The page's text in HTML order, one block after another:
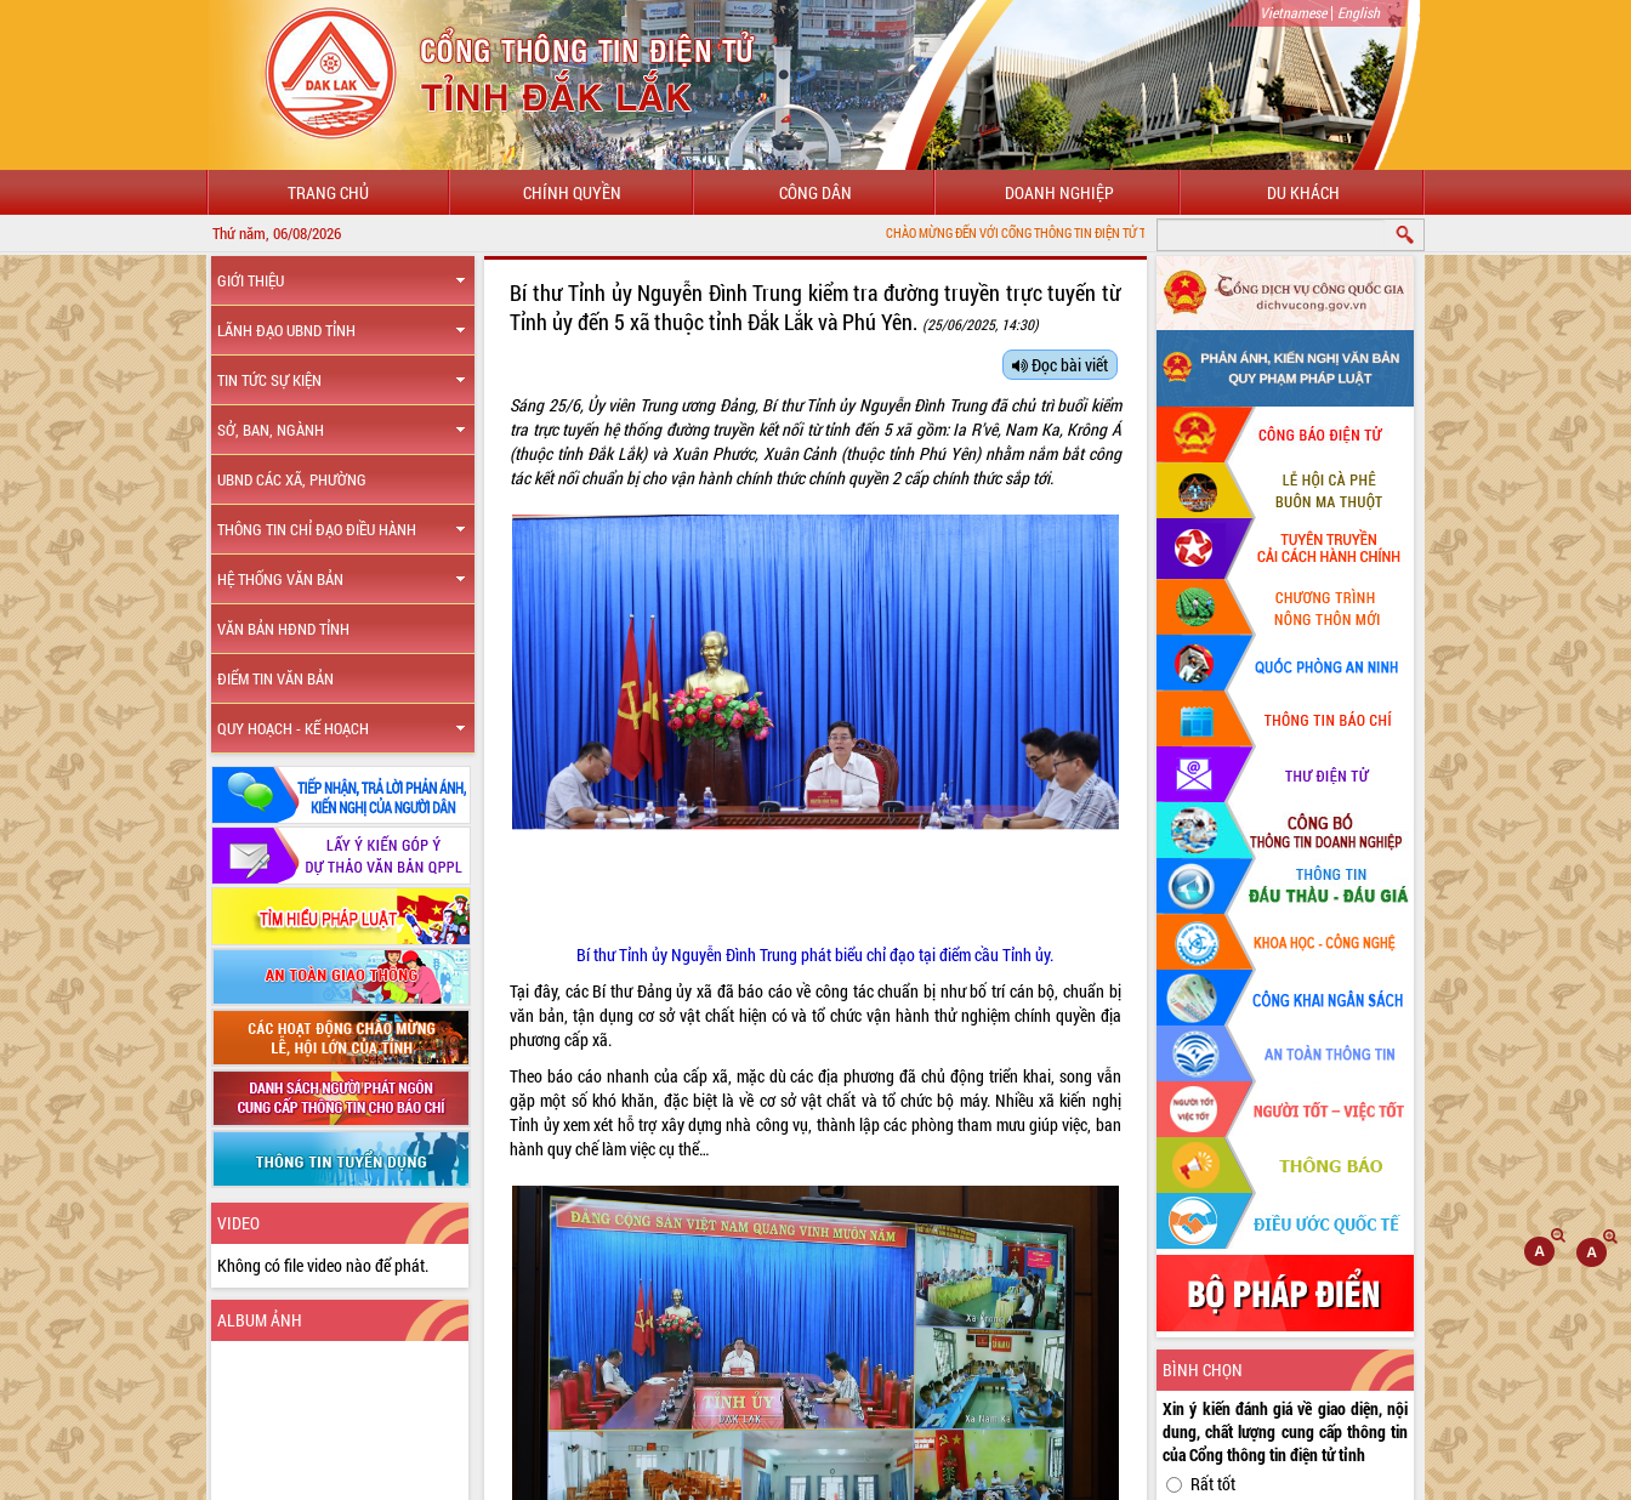
Vietnamese| English
TRANG CHỦ CHÍNH QUYỀN CÔNG DÂN DOANH NGHIỆP DU KHÁCH
Thứ năm, 06/08/2026 CHÀO MỪNG ĐẾN VỚI CỔNG THÔNG TIN ĐIỆN TỬ TỈNH ĐẮK LẮK
GIỚI THIỆU
LÃNH ĐẠO UBND TỈNH
TIN TỨC SỰ KIỆN
SỞ, BAN, NGÀNH
UBND CÁC XÃ, PHƯỜNG
THÔNG TIN CHỈ ĐẠO ĐIỀU HÀNH
HỆ THỐNG VĂN BẢN
VĂN BẢN HĐND TỈNH
ĐIỂM TIN VĂN BẢN
QUY HOẠCH - KẾ HOẠCH
VIDEO
Không có file video nào để phát.
ALBUM ẢNH
Bí thư Tỉnh ủy Nguyễn Đình Trung kiểm tra đường truyền trực tuyến từ
Tỉnh ủy đến 5 xã thuộc tỉnh Đắk Lắk và Phú Yên. (25/06/2025, 14:30)
Đọc bài viết
Sáng 25/6, Ủy viên Trung ương Đảng, Bí thư Tỉnh ủy Nguyễn Đình Trung đã chủ trì buổi kiểm
tra trực tuyến hệ thống đường truyền kết nối từ tỉnh đến 5 xã gồm: Ia R’vê, Nam Ka, Krông Á
(thuộc tỉnh Đắk Lắk) và Xuân Phước, Xuân Cảnh (thuộc tỉnh Phú Yên) nhằm nắm bắt công
tác kết nối chuẩn bị cho vận hành chính thức chính quyền 2 cấp chính thức sắp tới.
Bí thư Tỉnh ủy Nguyễn Đình Trung phát biểu chỉ đạo tại điểm cầu Tỉnh ủy.
Tại đây, các Bí thư Đảng ủy xã đã báo cáo về công tác chuẩn bị như bố trí cán bộ, chuẩn bị
văn bản, tận dụng cơ sở vật chất hiện có và tổ chức vận hành thử nghiệm chính quyền địa
phương cấp xã.
Theo báo cáo nhanh của cấp xã, mặc dù các địa phương đã chủ động triển khai, song vẫn
gặp một số khó khăn, đặc biệt là về cơ sở vật chất và tổ chức bộ máy. Nhiều xã kiến nghị
Tỉnh ủy xem xét hỗ trợ xây dựng nhà công vụ, thành lập các phòng tham mưu giúp việc, ban
hành quy chế làm việc cụ thể…
BÌNH CHỌN
Xin ý kiến đánh giá về giao diện, nội
dung, chất lượng cung cấp thông tin
của Cổng thông tin điện tử tỉnh
Rất tốt